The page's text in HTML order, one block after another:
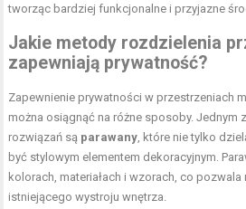
tworząc bardziej funkcjonalne i przyjazne
Jakie metody rozdzielenia
zapewniają prywatność?
Zapewnienie prywatności w przestrzeniach
można osiągnąć na różne sposoby. Jednym
rozwiązań są parawany , które nie tylko
być stylowym elementem dekoracyjnym.
kolorach, materiałach i wzorach, co
istniejącego wystroju wnętrza.